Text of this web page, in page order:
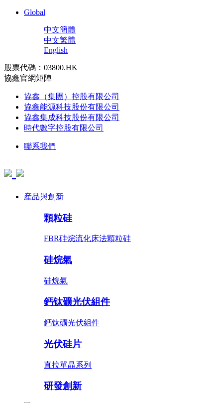
Global
中文簡體
中文繁體
English
股票代碼：03800.HK
協鑫官網矩陣
協鑫（集團）控股有限公司
協鑫能源科技股份有限公司
協鑫集成科技股份有限公司
時代數字控股有限公司
聯系我們
産品與創新
顆粒硅
FBR硅烷流化床法顆粒硅
硅烷氣
硅烷氣
鈣钛礦光伏組件
鈣钛礦光伏組件
光伏硅片
直拉單晶系列
研發創新